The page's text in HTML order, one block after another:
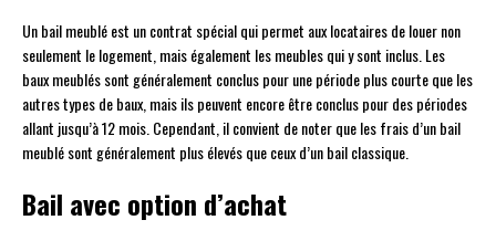
Un bail meublé est un contrat spécial qui permet aux locataires de louer non
seulement le logement, mais également les meubles qui y sont inclus. Les
baux meublés sont généralement conclus pour une période plus courte que les
autres types de baux, mais ils peuvent encore être conclus pour des périodes
allant jusqu’à 12 mois. Cependant, il convient de noter que les frais d’un bail
meublé sont généralement plus élevés que ceux d’un bail classique.
Bail avec option d’achat